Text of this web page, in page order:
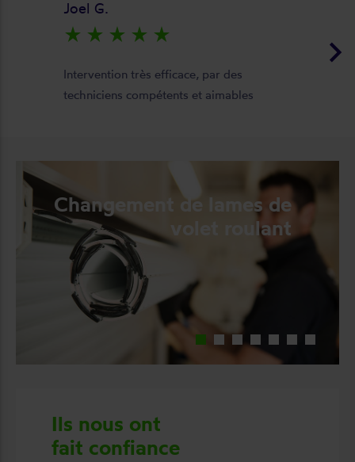
keyboard_arrow_right
Joel G.
star_rate star_rate star_rate star_rate star_rate
Intervention très efficace, par des
techniciens compétents et aimables
Changement de lames de
volet roulant
Ils nous ont
fait confiance